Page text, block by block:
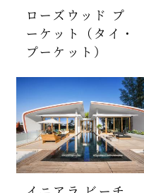
ローズウッド プ
ーケット（タイ・
プーケット）